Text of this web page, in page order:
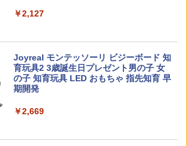
￥2,200
向山洋一の系譜、その先へ 授業の腕を磨
￥2,127
Joyreal モンテッソーリ ビジーボード 知
育玩具2 3歳誕生日プレゼント男の子 女
の子 知育玩具 LED おもちゃ 指先知育 早
期開発
￥2,669